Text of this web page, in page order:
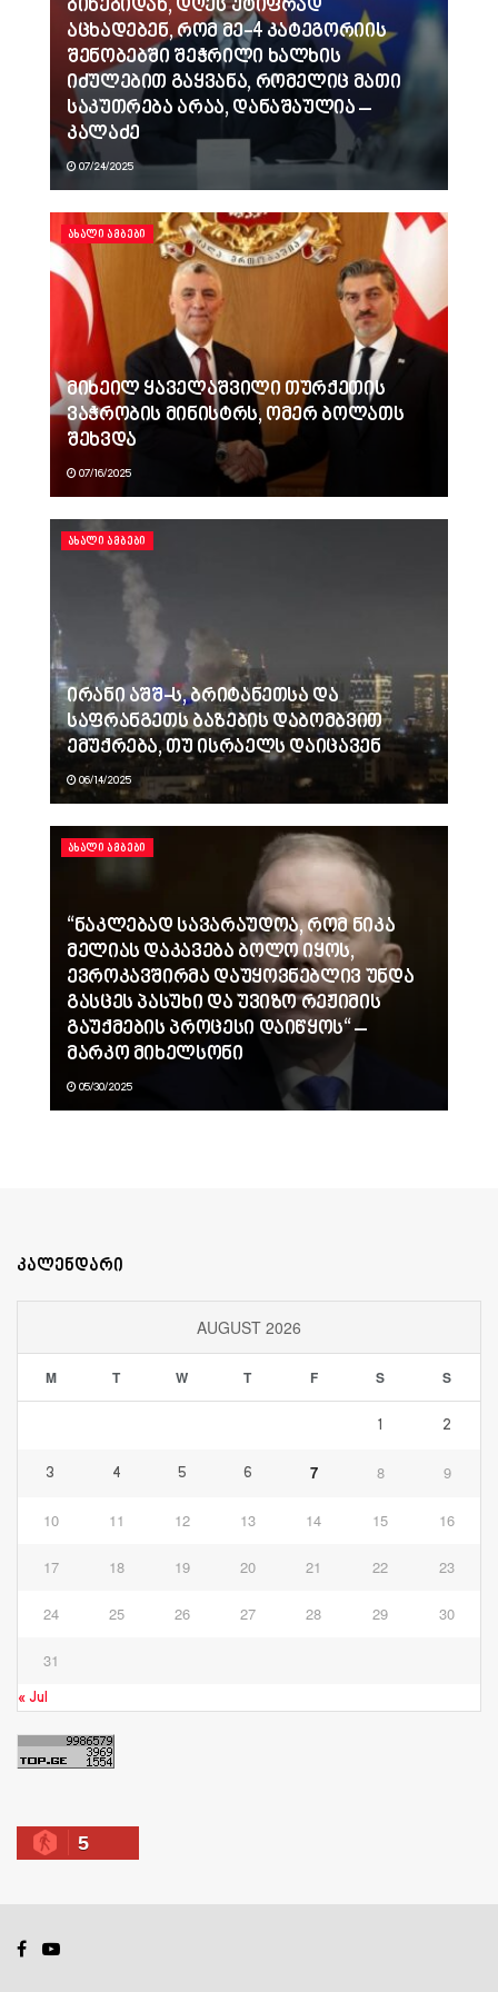
ბინებიდან, დღეს უტიფრად
აცხადებენ, რომ მე-4 კატეგორიის
შენობებში შეჭრილი ხალხის
იძულებით გაყვანა, რომელიც მათი
საკუთრება არაა, დანაშაულია –
კალაძე
07/24/2025
ᲐᲮᲐᲚᲘ ᲐᲛᲑᲔᲑᲘ
მიხეილ ყაველაშვილი თურქეთის
ვაჭრობის მინისტრს, ომერ ბოლათს
შეხვდა
07/16/2025
ᲐᲮᲐᲚᲘ ᲐᲛᲑᲔᲑᲘ
ირანი აშშ-ს, ბრიტანეთსა და
საფრანგეთს ბაზების დაბომბვით
ემუქრება, თუ ისრაელს დაიცავენ
06/14/2025
ᲐᲮᲐᲚᲘ ᲐᲛᲑᲔᲑᲘ
“ნაკლებად სავარაუდოა, რომ ნიკა
მელიას დაკავება ბოლო იყოს,
ევროკავშირმა დაუყოვნებლივ უნდა
გასცეს პასუხი და უვიზო რეჟიმის
გაუქმების პროცესი დაიწყოს“ –
მარკო მიხელსონი
05/30/2025
კალენდარი
AUGUST 2026
M T W T F S S
1 2
3 4 5 6 7 8 9
10 11 12 13 14 15 16
17 18 19 20 21 22 23
24 25 26 27 28 29 30
31
« Jul
5